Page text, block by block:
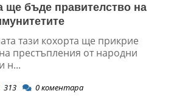
ще бъде правителство на
тази кохорта ще прикрие
престъпления от народни
н...
313 0коментара